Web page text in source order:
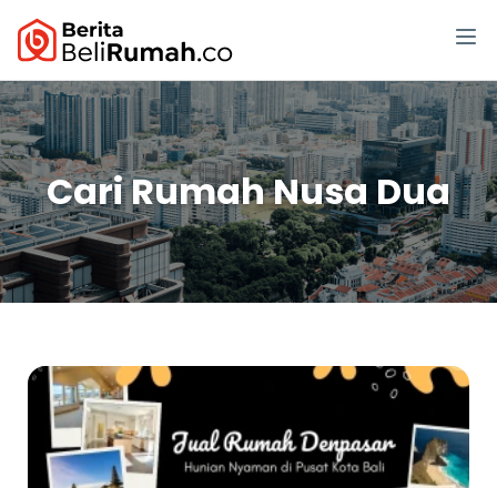
Cari Rumah Nusa Dua